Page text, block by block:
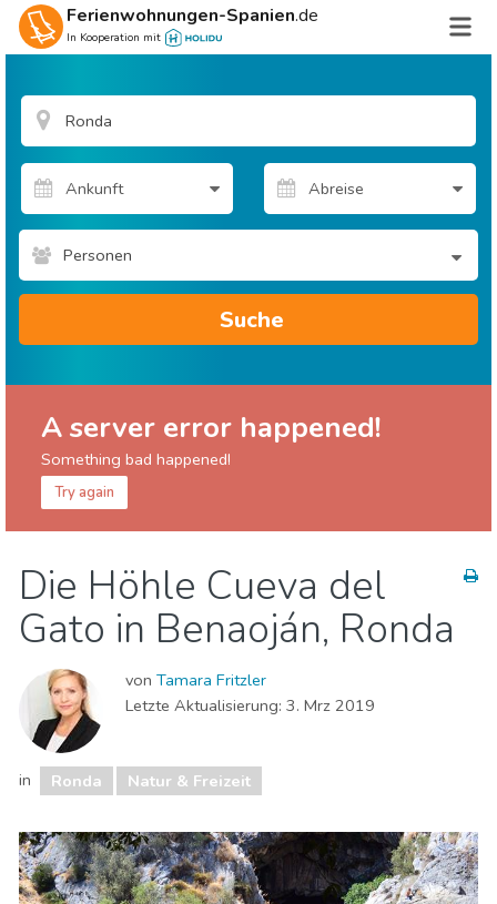
Ferienwohnungen-Spanien.de
In Kooperation mit
Personen
Suche
A server error happened!
Something bad happened!
Try again
Essen & Restaurants
Museen & Kunst
Natur & Freizeit
Unterkunft
Die Höhle Cueva del
Gato in Benaoján, Ronda
von Tamara Fritzler
Letzte Aktualisierung: 3. Mrz 2019
in Ronda Natur & Freizeit